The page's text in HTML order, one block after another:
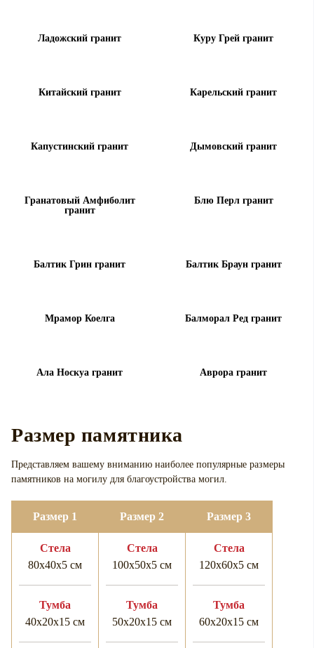
Ладожский гранит Куру Грей гранит
Китайский гранит Карельский гранит
Капустинский гранит Дымовский гранит
Гранатовый Амфиболит
гранит
Блю Перл гранит
Балтик Грин гранит Балтик Браун гранит
Мрамор Коелга Балморал Ред гранит
Ала Носкуа гранит Аврора гранит
Размер памятника
Представляем вашему вниманию наиболее популярные размеры
памятников на могилу для благоустройства могил.
Размер 1 Размер 2 Размер 3
Cтела
80х40х5 см
Тумба
40х20х15 см
Cтела
100х50х5 см
Тумба
50х20х15 см
Cтела
120х60х5 см
Тумба
60х20х15 см